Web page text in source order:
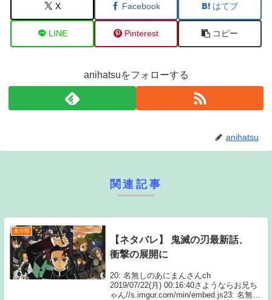
X Facebook はてブ
LINE Pinterest コピー
anihatsuをフォローする
anihatsu
関連記事
未分類
【ネタバレ】 鬼滅の刃最新話、
衝撃の展開に
20: 名無しのあにまんさんch
2019/07/22(月) 00:16:40さようならお兄ち
ゃん//s.imgur.com/min/embed.js23: 名無し